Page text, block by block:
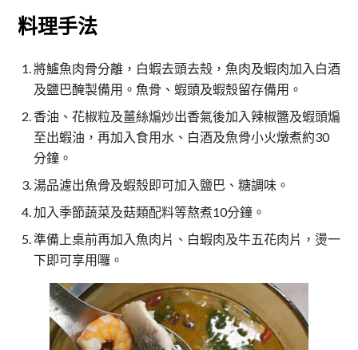
料理手法
將鱸魚肉骨分離，白蝦去頭去殼，魚肉及蝦肉加入白酒
及鹽巴醃製備用。魚骨、蝦頭及蝦殼留存備用。
香油、花椒粒及薑絲煸炒出香氣後加入辣椒醬及蝦頭煸
至出蝦油，再加入食用水、白酒及魚骨小火燉煮約30
分鐘。
湯品濾出魚骨及蝦殼即可加入鹽巴、糖調味。
加入季節蔬菜及菇類配料等熬煮10分鐘。
準備上桌前再加入魚肉片、白蝦肉及牛五花肉片，燙一
下即可享用囉。